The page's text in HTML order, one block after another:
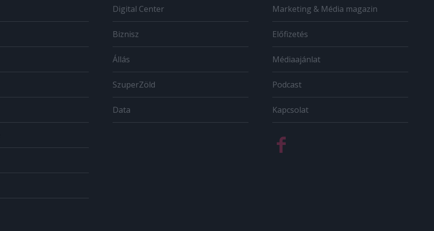
Digital Center
Biznisz
Állás
SzuperZöld
Data
Marketing & Média magazin
Előfizetés
Médiaajánlat
Podcast
Kapcsolat